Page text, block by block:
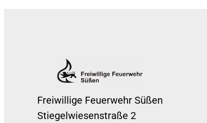
Freiwillige Feuerwehr Süßen
Stiegelwiesenstraße 2